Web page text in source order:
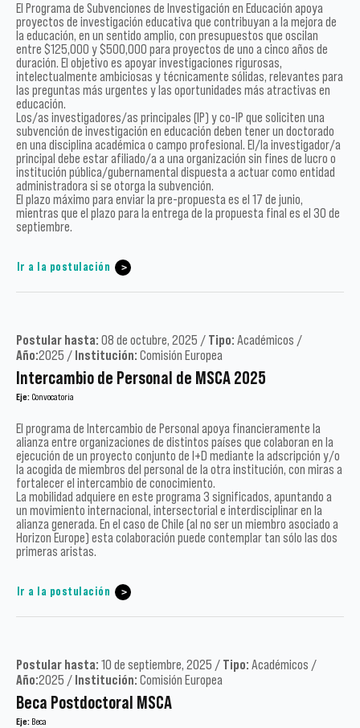
El Programa de Subvenciones de Investigación en Educación apoya
proyectos de investigación educativa que contribuyan a la mejora de
la educación, en un sentido amplio, con presupuestos que oscilan
entre $125,000 y $500,000 para proyectos de uno a cinco años de
duración. El objetivo es apoyar investigaciones rigurosas,
intelectualmente ambiciosas y técnicamente sólidas, relevantes para
las preguntas más urgentes y las oportunidades más atractivas en
educación.
Los/as investigadores/as principales (IP) y co-IP que soliciten una
subvención de investigación en educación deben tener un doctorado
en una disciplina académica o campo profesional. El/la investigador/a
principal debe estar afiliado/a a una organización sin fines de lucro o
institución pública/gubernamental dispuesta a actuar como entidad
administradora si se otorga la subvención.
El plazo máximo para enviar la pre-propuesta es el 17 de junio,
mientras que el plazo para la entrega de la propuesta final es el 30 de
septiembre.
Ir a la postulación
Postular hasta: 08 de octubre, 2025 / Tipo: Académicos /
Año:2025 / Institución: Comisión Europea
Intercambio de Personal de MSCA 2025
Eje: Convocatoria
El programa de Intercambio de Personal apoya financieramente la
alianza entre organizaciones de distintos países que colaboran en la
ejecución de un proyecto conjunto de I+D mediante la adscripción y/o
la acogida de miembros del personal de la otra institución, con miras a
fortalecer el intercambio de conocimiento.
La mobilidad adquiere en este programa 3 significados, apuntando a
un movimiento internacional, intersectorial e interdisciplinar en la
alianza generada. En el caso de Chile (al no ser un miembro asociado a
Horizon Europe) esta colaboración puede contemplar tan sólo las dos
primeras aristas.
Ir a la postulación
Postular hasta: 10 de septiembre, 2025 / Tipo: Académicos /
Año:2025 / Institución: Comisión Europea
Beca Postdoctoral MSCA
Eje: Beca